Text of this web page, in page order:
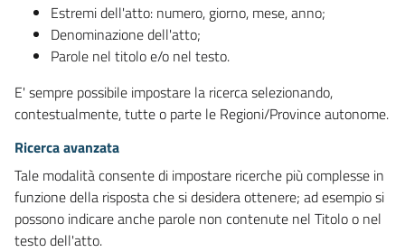
Estremi dell'atto: numero, giorno, mese, anno;
Denominazione dell'atto;
Parole nel titolo e/o nel testo.
E' sempre possibile impostare la ricerca selezionando,
contestualmente, tutte o parte le Regioni/Province autonome.
Ricerca avanzata
Tale modalità consente di impostare ricerche più complesse in
funzione della risposta che si desidera ottenere; ad esempio si
possono indicare anche parole non contenute nel Titolo o nel
testo dell'atto.